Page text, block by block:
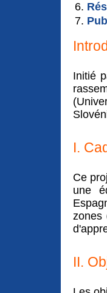
Initié
I.
Ce
une
zones
II.